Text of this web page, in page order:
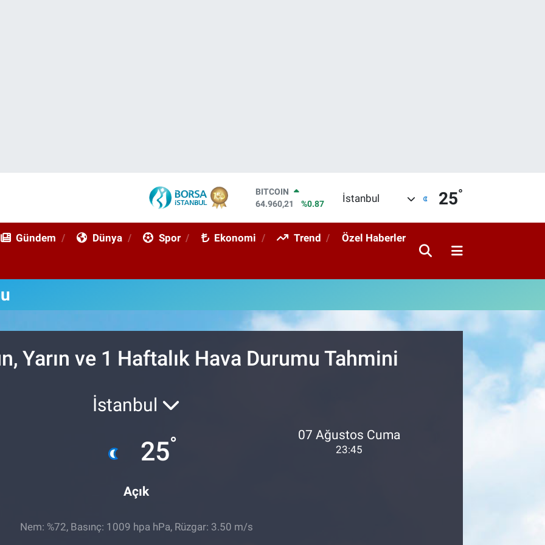
BITCOIN
64.960,21
%0.87
EURO
BİST100
13.779
%-14
İstanbul 25°
Gündem Dünya Spor Ekonomi Trend Özel Haberler
Yarın ve 1 Haftalık Hava Durumu Tahmini
İstanbul
25°
Açık
07 Ağustos Cuma
23:45
Nem: %72, Basınç: 1009 hpa hPa, Rüzgar: 3.50 m/s